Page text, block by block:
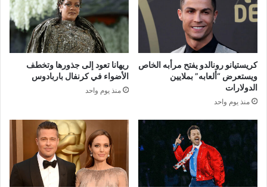
كريستيانو رونالدو يفتح مرأبه الخاص
ويستعرض “ألعابه” بملايين
الدولارات
منذ يوم واحد
ريهانا تعود إلى جذورها وتخطف
الأضواء في كرنفال باربادوس
منذ يوم واحد